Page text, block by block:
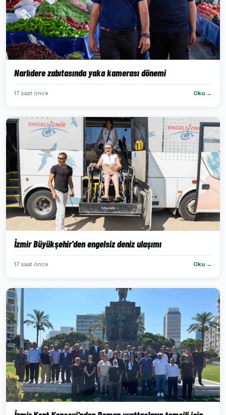
Narlıdere zabıtasında yaka kamerası dönemi
17 saat önce Oku →
İzmir Büyükşehir'den engelsiz deniz ulaşımı
17 saat önce Oku →